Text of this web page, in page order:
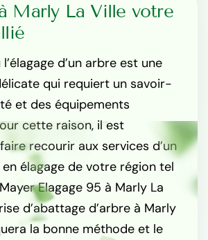
Marly La Ville votre
d’un arbre est une
qui requiert un savoir-
et des équipements
cette raison, il est
recourir aux services d’un
élagage de votre région tel
Elagage 95 à Marly La
d’abattage d’arbre à Marly
la bonne méthode et le